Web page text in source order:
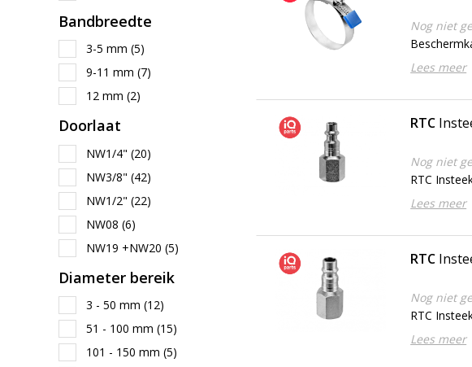
Bandbreedte
3-5 mm (5)
9-11 mm (7)
12 mm (2)
Doorlaat
NW1/4" (20)
NW3/8" (42)
NW1/2" (22)
NW08 (6)
NW19 +NW20 (5)
Diameter bereik
3 - 50 mm (12)
51 - 100 mm (15)
101 - 150 mm (5)
Nog niet
Lees meer
RTC
Nog niet
RTC
Lees meer
RTC
Nog niet
RTC
Lees meer